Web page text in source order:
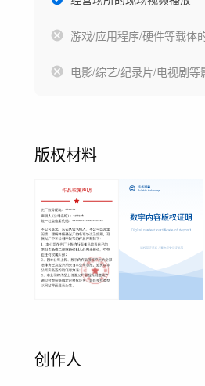
游戏/应用程序/硬件等载体
电影/综艺/纪录片/电视剧等
版权材料
创作人